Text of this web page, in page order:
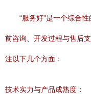
“服务好”是一个综合
前咨询、开发过程与售后
注以下几个方面：
技术实力与产品成熟度：